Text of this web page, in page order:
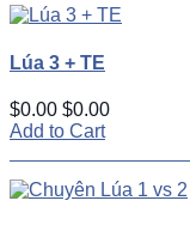
Lúa 3 + TE
$0.00 $0.00
Add to Cart